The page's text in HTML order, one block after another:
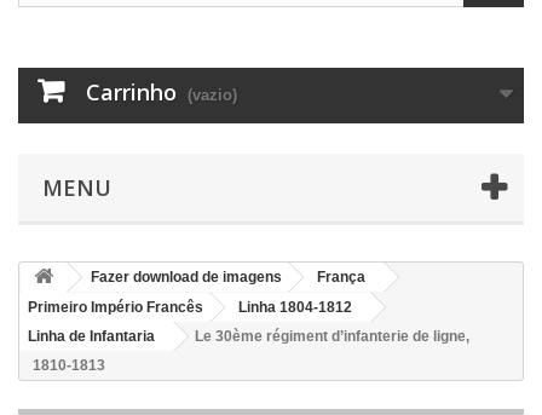
Carrinho (vazio)
MENU
Fazer download de imagens
França
Primeiro Império Francês
Linha 1804-1812
Linha de Infantaria
Le 30ème régiment d’infanterie de ligne,
1810-1813